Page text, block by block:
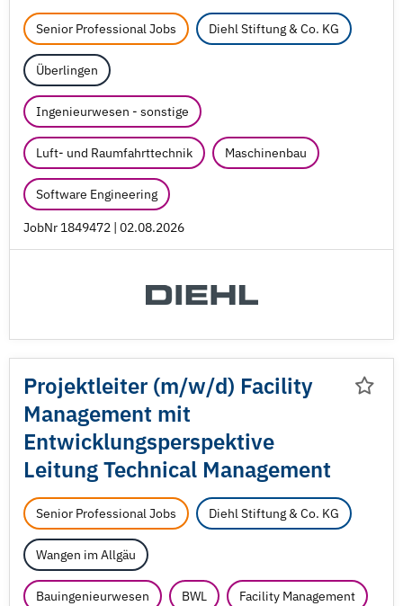
Senior Professional Jobs Diehl Stiftung & Co. KG
Überlingen
Ingenieurwesen - sonstige
Luft- und Raumfahrttechnik Maschinenbau
Software Engineering
JobNr 1849472 | 02.08.2026
Projektleiter (m/w/d) Facility
Management mit
Entwicklungsperspektive
Leitung Technical Management
Senior Professional Jobs Diehl Stiftung & Co. KG
Wangen im Allgäu
Bauingenieurwesen BWL Facility Management